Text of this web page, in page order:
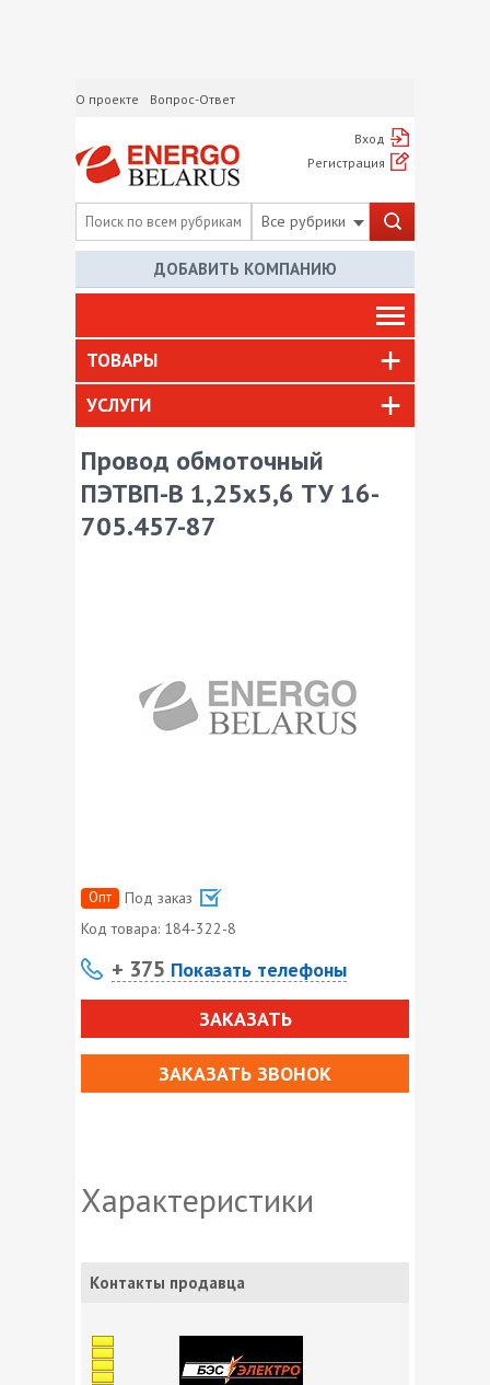
О проекте Вопрос-Ответ
Вход
Регистрация
Все рубрики
ДОБАВИТЬ КОМПАНИЮ
ТОВАРЫ
УСЛУГИ
Провод обмоточный
ПЭТВП-В 1,25х5,6 ТУ 16-
705.457-87
Опт
Под заказ
Код товара: 184-322-8
+ 375 Показать телефоны
ЗАКАЗАТЬ
ЗАКАЗАТЬ ЗВОНОК
Характеристики
Контакты продавца